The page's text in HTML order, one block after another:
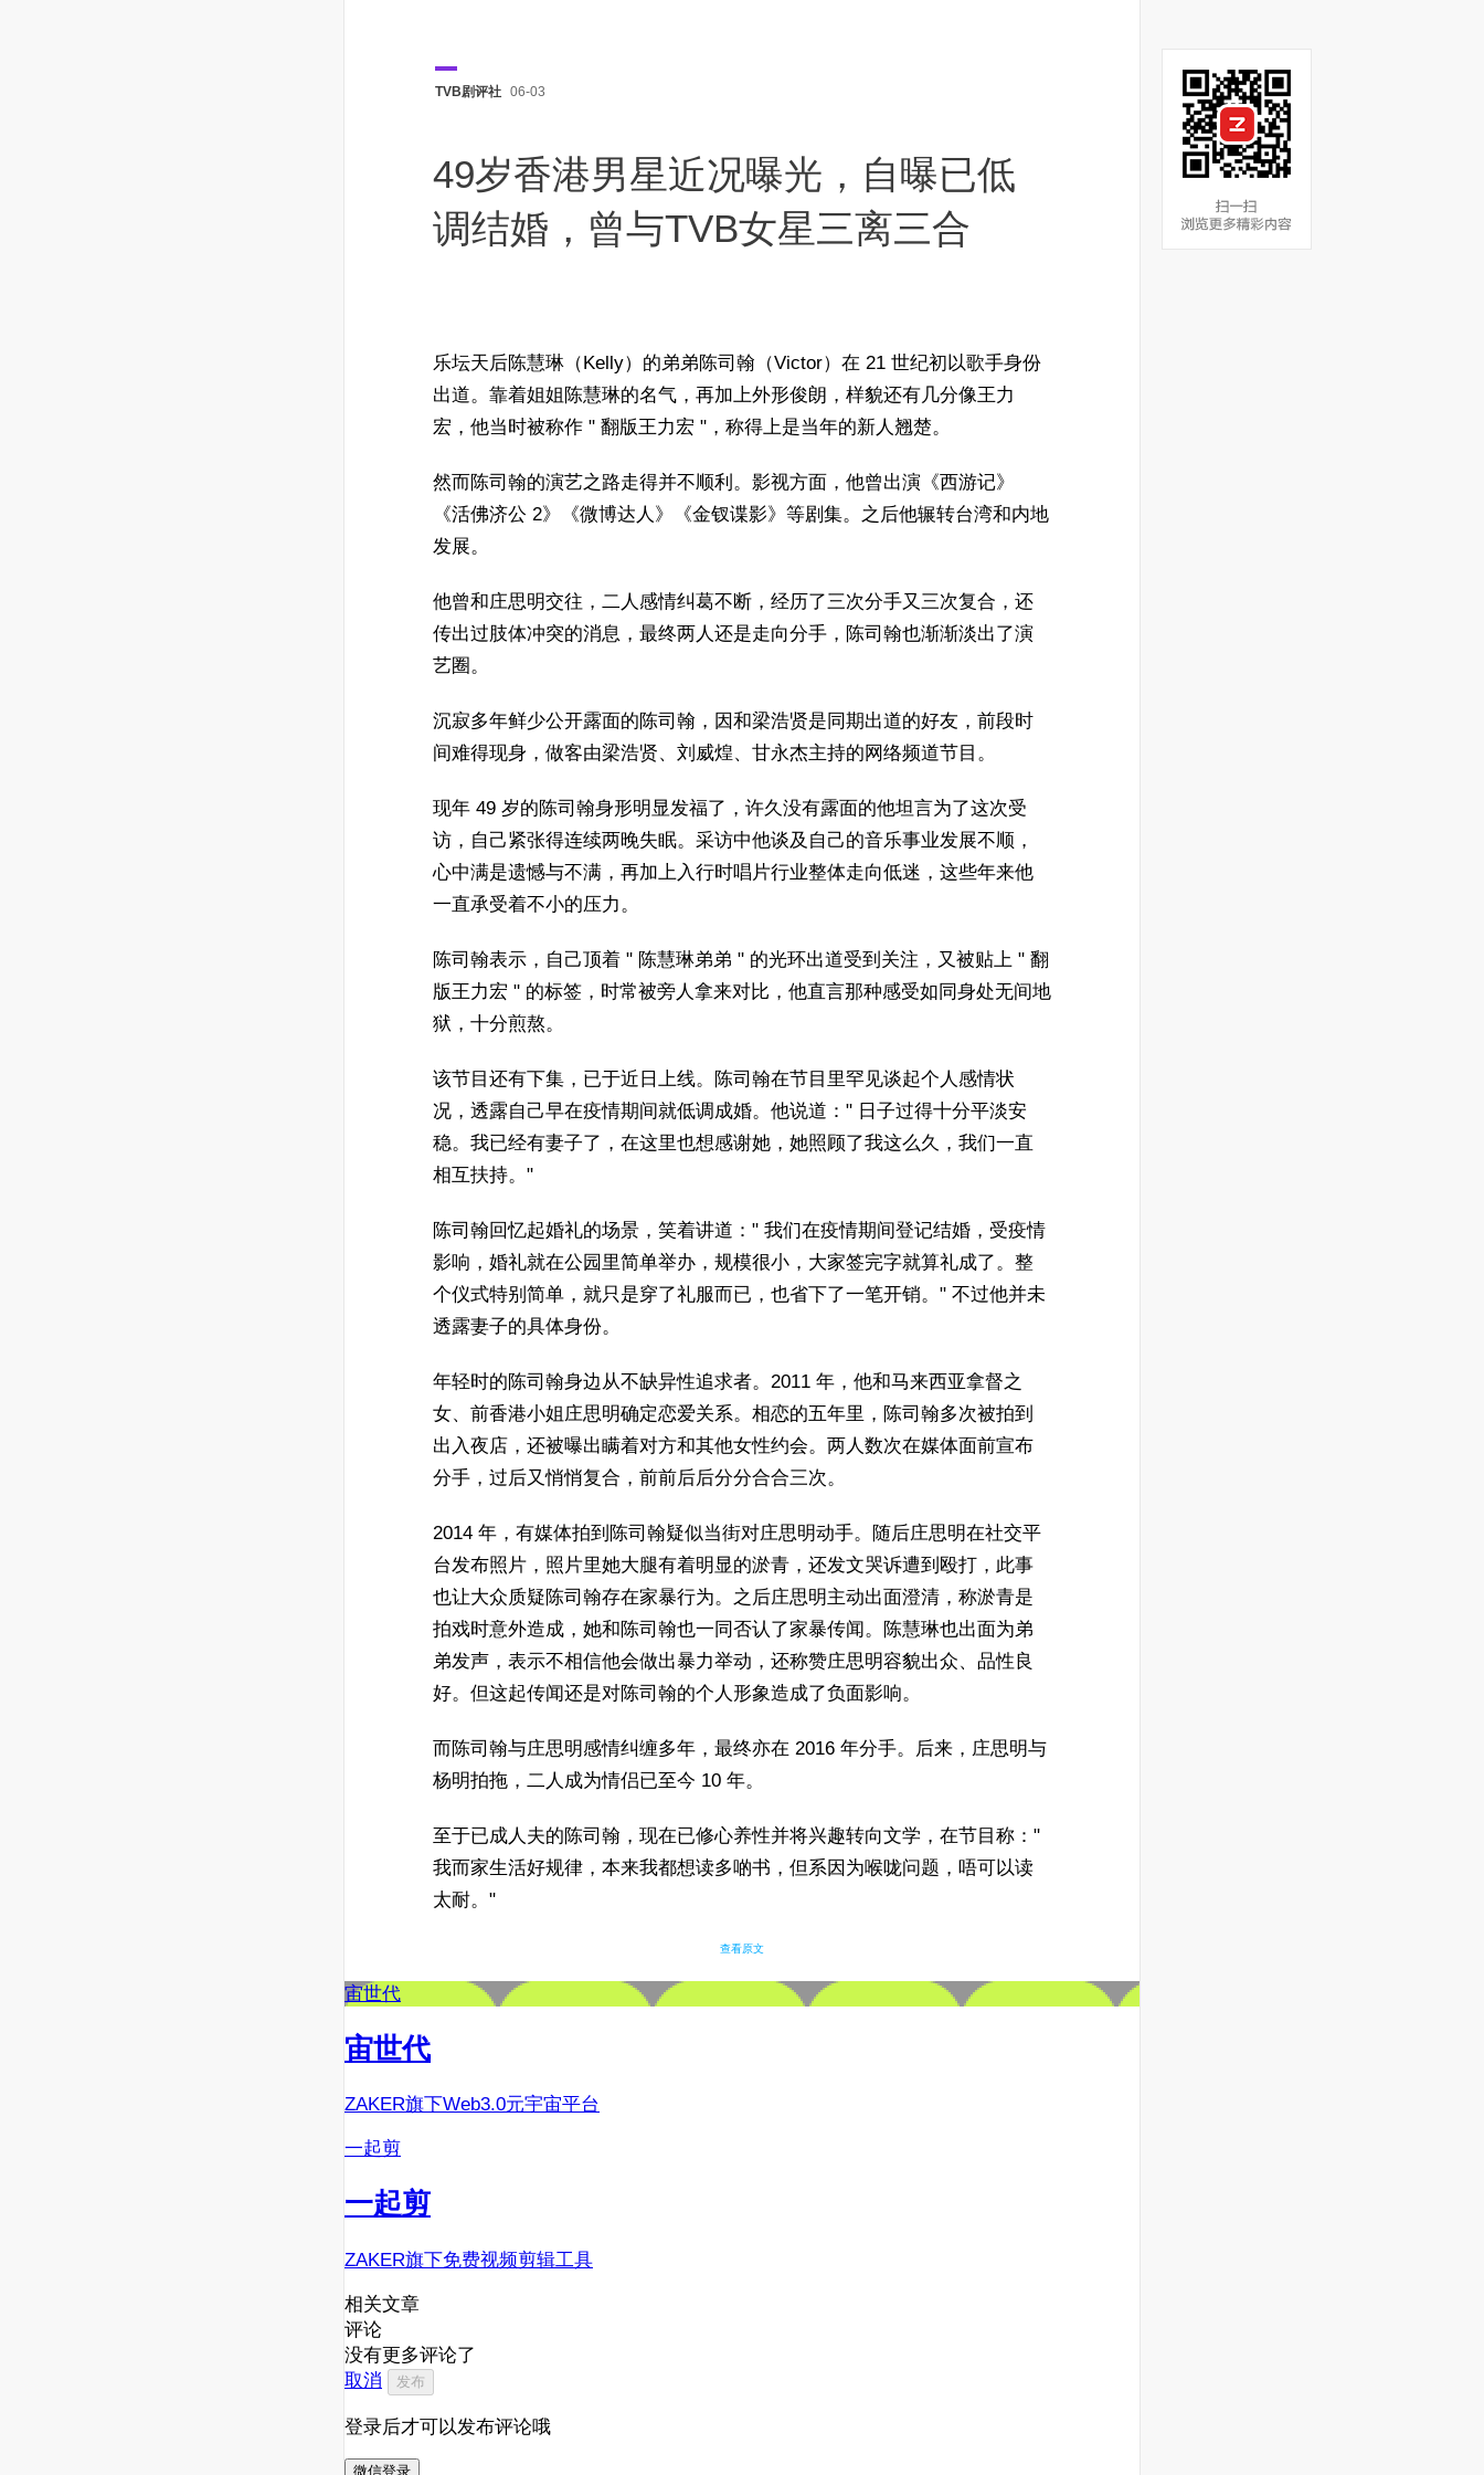
TVB剧评社 06-03
49岁香港男星近况曝光，自曝已低
调结婚，曾与TVB女星三离三合
乐坛天后陈慧琳（Kelly）的弟弟陈司翰（Victor）在 21 世纪初以歌手身份
出道。靠着姐姐陈慧琳的名气，再加上外形俊朗，样貌还有几分像王力
宏，他当时被称作 " 翻版王力宏 "，称得上是当年的新人翘楚。
然而陈司翰的演艺之路走得并不顺利。影视方面，他曾出演《西游记》
《活佛济公 2》《微博达人》《金钗谍影》等剧集。之后他辗转台湾和内地
发展。
他曾和庄思明交往，二人感情纠葛不断，经历了三次分手又三次复合，还
传出过肢体冲突的消息，最终两人还是走向分手，陈司翰也渐渐淡出了演
艺圈。
沉寂多年鲜少公开露面的陈司翰，因和梁浩贤是同期出道的好友，前段时
间难得现身，做客由梁浩贤、刘威煌、甘永杰主持的网络频道节目。
现年 49 岁的陈司翰身形明显发福了，许久没有露面的他坦言为了这次受
访，自己紧张得连续两晚失眠。采访中他谈及自己的音乐事业发展不顺，
心中满是遗憾与不满，再加上入行时唱片行业整体走向低迷，这些年来他
一直承受着不小的压力。
陈司翰表示，自己顶着 " 陈慧琳弟弟 " 的光环出道受到关注，又被贴上 " 翻
版王力宏 " 的标签，时常被旁人拿来对比，他直言那种感受如同身处无间地
狱，十分煎熬。
该节目还有下集，已于近日上线。陈司翰在节目里罕见谈起个人感情状
况，透露自己早在疫情期间就低调成婚。他说道：" 日子过得十分平淡安
稳。我已经有妻子了，在这里也想感谢她，她照顾了我这么久，我们一直
相互扶持。"
陈司翰回忆起婚礼的场景，笑着讲道：" 我们在疫情期间登记结婚，受疫情
影响，婚礼就在公园里简单举办，规模很小，大家签完字就算礼成了。整
个仪式特别简单，就只是穿了礼服而已，也省下了一笔开销。" 不过他并未
透露妻子的具体身份。
年轻时的陈司翰身边从不缺异性追求者。2011 年，他和马来西亚拿督之
女、前香港小姐庄思明确定恋爱关系。相恋的五年里，陈司翰多次被拍到
出入夜店，还被曝出瞒着对方和其他女性约会。两人数次在媒体面前宣布
分手，过后又悄悄复合，前前后后分分合合三次。
2014 年，有媒体拍到陈司翰疑似当街对庄思明动手。随后庄思明在社交平
台发布照片，照片里她大腿有着明显的淤青，还发文哭诉遭到殴打，此事
也让大众质疑陈司翰存在家暴行为。之后庄思明主动出面澄清，称淤青是
拍戏时意外造成，她和陈司翰也一同否认了家暴传闻。陈慧琳也出面为弟
弟发声，表示不相信他会做出暴力举动，还称赞庄思明容貌出众、品性良
好。但这起传闻还是对陈司翰的个人形象造成了负面影响。
而陈司翰与庄思明感情纠缠多年，最终亦在 2016 年分手。后来，庄思明与
杨明拍拖，二人成为情侣已至今 10 年。
至于已成人夫的陈司翰，现在已修心养性并将兴趣转向文学，在节目称："
我而家生活好规律，本来我都想读多啲书，但系因为喉咙问题，唔可以读
太耐。"
查看原文
宙世代
宙世代
ZAKER旗下Web3.0元宇宙平台
一起剪
一起剪
ZAKER旗下免费视频剪辑工具
相关文章
评论
没有更多评论了
取消
发布
登录后才可以发布评论哦
微信登录